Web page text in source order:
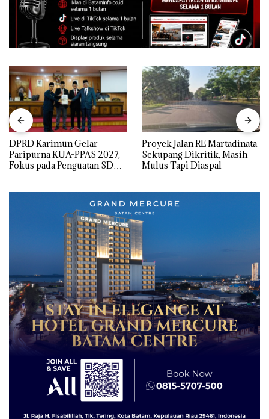
DPRD Karimun Gelar
Paripurna KUA-PPAS 2027,
Fokus pada Penguatan SDM,
Proyek Jalan RE Martadinata
Sekupang Dikritik, Masih
Mulus Tapi Diaspal